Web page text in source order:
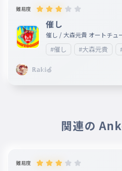
難易度
催し
催し / 大森元貴 オートチュ
ぎる… 過去最高に好きです
#催し #大森元貴
ℝ𝕒𝕜𝕚🍏
関連の
難易度